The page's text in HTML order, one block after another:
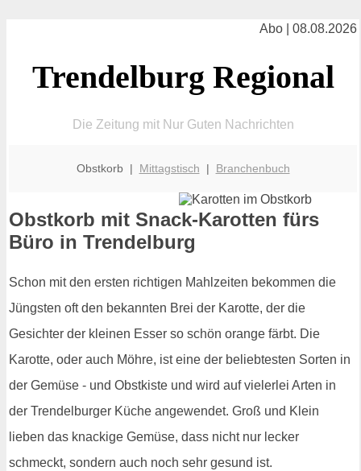
Abo | 08.08.2026
Trendelburg Regional
Die Zeitung mit Nur Guten Nachrichten
Obstkorb | Mittagstisch | Branchenbuch
Obstkorb mit Snack-Karotten fürs
Büro in Trendelburg
Schon mit den ersten richtigen Mahlzeiten bekommen die
Jüngsten oft den bekannten Brei der Karotte, der die
Gesichter der kleinen Esser so schön orange färbt. Die
Karotte, oder auch Möhre, ist eine der beliebtesten Sorten in
der Gemüse - und Obstkiste und wird auf vielerlei Arten in
der Trendelburger Küche angewendet. Groß und Klein
lieben das knackige Gemüse, dass nicht nur lecker
schmeckt, sondern auch noch sehr gesund ist.